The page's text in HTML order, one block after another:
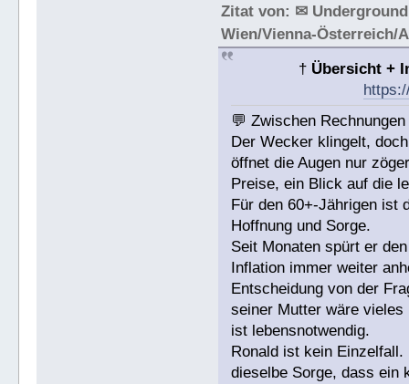
Zitat von: ✉
Wien/Vienna-
† Übersicht +
💬 Zwischen
Der Wecker klingelt,
öffnet die Augen nur
Preise, ein Blick auf die
Für den 60+-Jährigen ist
Hoffnung und Sorge.
Seit Monaten spürt er
Inflation immer weiter
Entscheidung von der
seiner Mutter wäre
ist lebensnotwendig.
Ronald ist kein
dieselbe Sorge, dass ein